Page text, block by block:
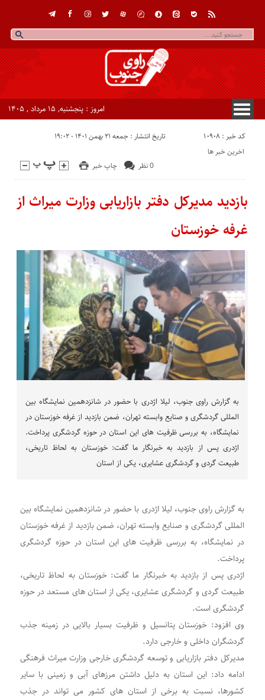
امروز : پنجشنبه, ۱۵ مرداد , ۱۴۰۵
کد خبر : 10908 تاریخ انتشار : جمعه ۲۱ بهمن ۱۴۰۱ - ۱۹:۰۲
چاپ خبر 0 نظر
اخرین خبر ها
بازدید مدیرکل دفتر بازاریابی وزارت میراث از
غرفه خوزستان
به گزارش راوی جنوب، لیلا اژدری با حضور در شانزدهمین نمایشگاه بین
المللی گردشگری و صنایع وابسته تهران، ضمن بازدید از غرفه خوزستان در
نمایشگاه، به بررسی ظرفیت های این استان در حوزه گردشگری پرداخت.
اژدری پس از بازدید به خبرنگار ما گفت: خوزستان به لحاظ تاریخی،
طبیعت گردی و گردشگری عشایری، یکی از استان
به گزارش راوی جنوب، لیلا اژدری با حضور در شانزدهمین نمایشگاه بین
المللی گردشگری و صنایع وابسته تهران، ضمن بازدید از غرفه خوزستان
در نمایشگاه، به بررسی ظرفیت های این استان در حوزه گردشگری
پرداخت.
اژدری پس از بازدید به خبرنگار ما گفت: خوزستان به لحاظ تاریخی،
طبیعت گردی و گردشگری عشایری، یکی از استان های مستعد در حوزه
گردشگری است.
وی افزود: خوزستان پتانسیل و ظرفیت بسیار بالایی در زمینه جذب
گردشگران داخلی و خارجی دارد.
مدیرکل دفتر بازاریابی و توسعه گردشگری خارجی وزارت میراث فرهنگی
ادامه داد: این استان به دلیل داشتن مرزهای آبی و زمینی با سایر
کشورها، نسبت به برخی از استان های کشور می تواند در جذب